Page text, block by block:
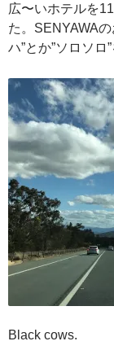
広〜いホテルを
た。SENYAWA
ハ”とか”ソロソロ
Black cows.